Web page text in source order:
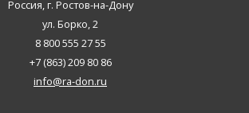
Россия,г. Ростов-на-Дону
ул. Борко, 2
8 800 555 27 55
+7 (863) 209 80 86
info@ra-don.ru